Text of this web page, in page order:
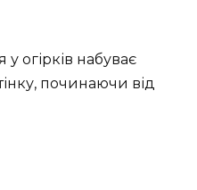
у огірків набуває
починаючи від